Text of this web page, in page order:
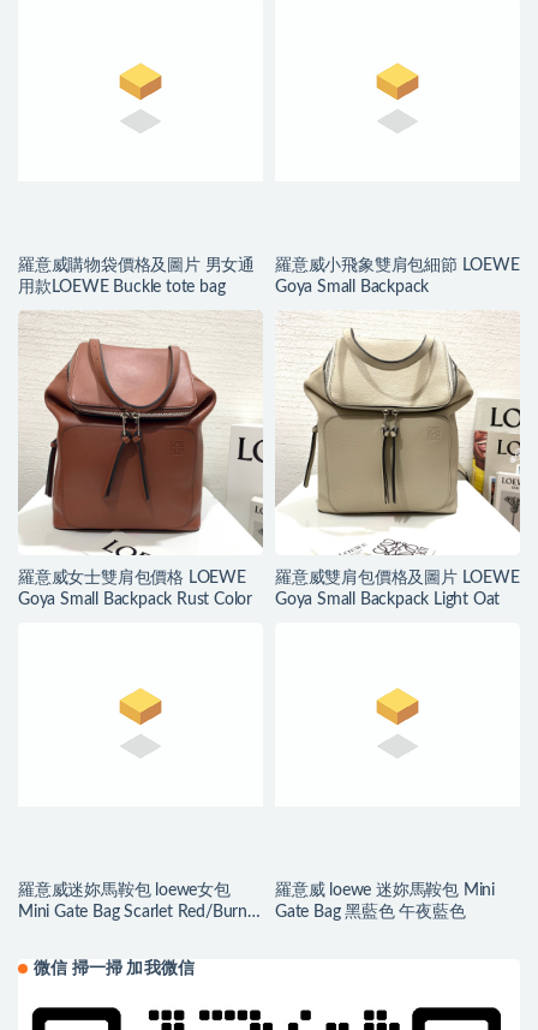
羅意威購物袋價格及圖片 男女通
用款LOEWE Buckle tote bag
羅意威小飛象雙肩包細節 LOEWE
Goya Small Backpack
羅意威女士雙肩包價格 LOEWE
Goya Small Backpack Rust Color
羅意威雙肩包價格及圖片 LOEWE
Goya Small Backpack Light Oat
羅意威迷妳馬鞍包 loewe女包
Mini Gate Bag Scarlet Red/Burnt
羅意威 loewe 迷妳馬鞍包 Mini
Gate Bag 黑藍色 午夜藍色
微信 掃一掃 加我微信